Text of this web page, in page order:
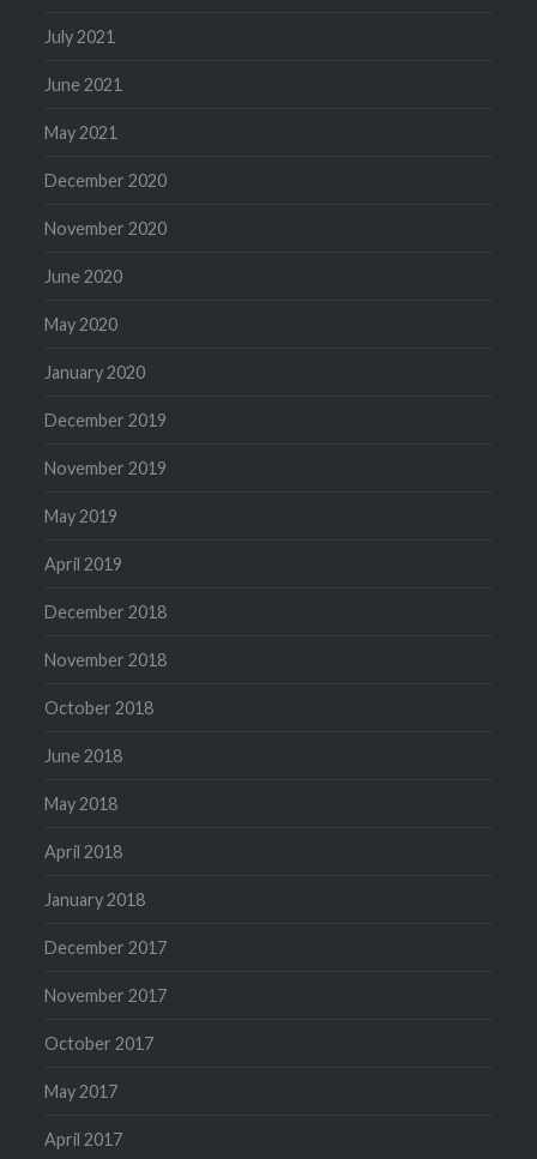
July 2021
June 2021
May 2021
December 2020
November 2020
June 2020
May 2020
January 2020
December 2019
November 2019
May 2019
April 2019
December 2018
November 2018
October 2018
June 2018
May 2018
April 2018
January 2018
December 2017
November 2017
October 2017
May 2017
April 2017